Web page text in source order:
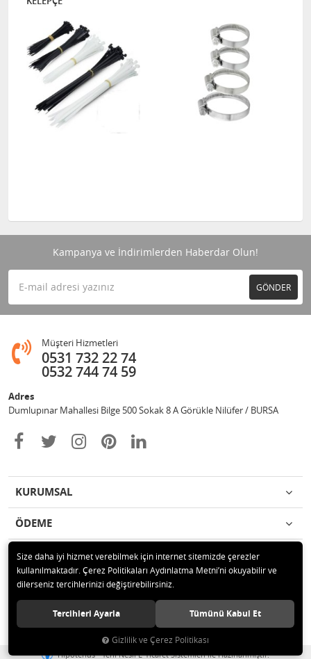
Kampanya ve İndirimlerden Haberdar Olun!
GÖNDER
Müşteri Hizmetleri
0531 732 22 74
0532 744 74 59
Adres
Dumlupınar Mahallesi Bilge 500 Sokak 8 A Görükle Nilüfer / BURSA
KURUMSAL
ÖDEME
İLETİŞİM
© 2020 MAG OTOMOTİV Tüm hakları saklıdır.
Hipotenüs Yeni Nesil E-Ticaret Sistemleri ile Hazırlanmıştır.
Size daha iyi hizmet verebilmek için internet sitemizde çerezler
kullanılmaktadır. Çerez Politikaları Aydınlatma Metni’ni okuyabilir ve
dilerseniz tercihlerinizi değiştirebilirsiniz.
Tercihleri Ayarla Tümünü Kabul Et
Gizlilik ve Çerez Politikası